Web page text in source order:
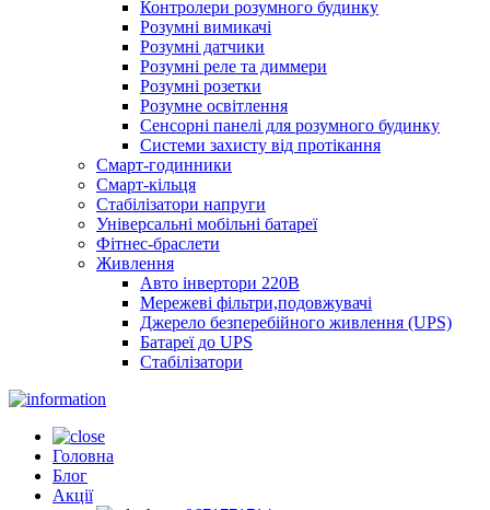
Контролери розумного будинку
Розумні вимикачі
Розумні датчики
Розумні реле та диммери
Розумні розетки
Розумне освітлення
Сенсорні панелі для розумного будинку
Системи захисту від протікання
Смарт-годинники
Смарт-кільця
Стабілізатори напруги
Універсальні мобільні батареї
Фітнес-браслети
Живлення
Авто інвертори 220В
Мережеві фільтри,подовжувачі
Джерело безперебійного живлення (UPS)
Батареї до UPS
Стабілізатори
Головна
Блог
Акції